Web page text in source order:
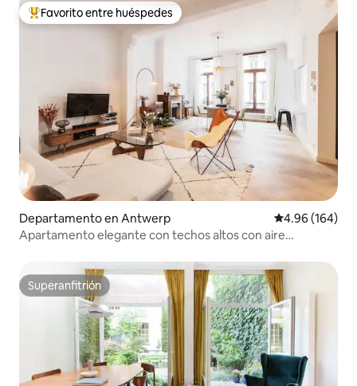
De los mejores en Favorito entre huéspedes
Favorito entre huéspedes
Departamento en Antwerp Calificación
4.96 (164)
Apartamento elegante con techos altos con aire
Superanfitrión
Superanfitrión